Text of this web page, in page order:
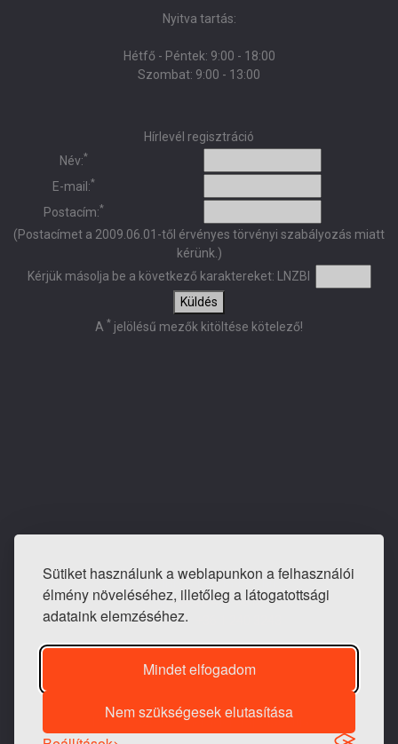
Sütiket használunk a weblapunkon a felhasználói
élmény növeléséhez, illetőleg a látogatottsági
adataink elemzéséhez.
Mindet elfogadom
Nem szükségesek elutasítása
Nyitva tartás:
Hétfő - Péntek: 9:00 - 18:00
Szombat: 9:00 - 13:00
Hírlevél regisztráció
Név:*
E-mail:*
Postacím:*
(Postacímet a 2009.06.01-től érvényes törvényi szabályozás miatt
kérünk.)
Kérjük másolja be a következő karaktereket:
LNZBI
Küldés
A * jelölésű mezők kitöltése kötelező!
E-mail: info@tapeta-bolt.hu
Mobil:+36 20 421 0810
Telefon / fax:
1983 -2026 © Generációk Tapétaboltja